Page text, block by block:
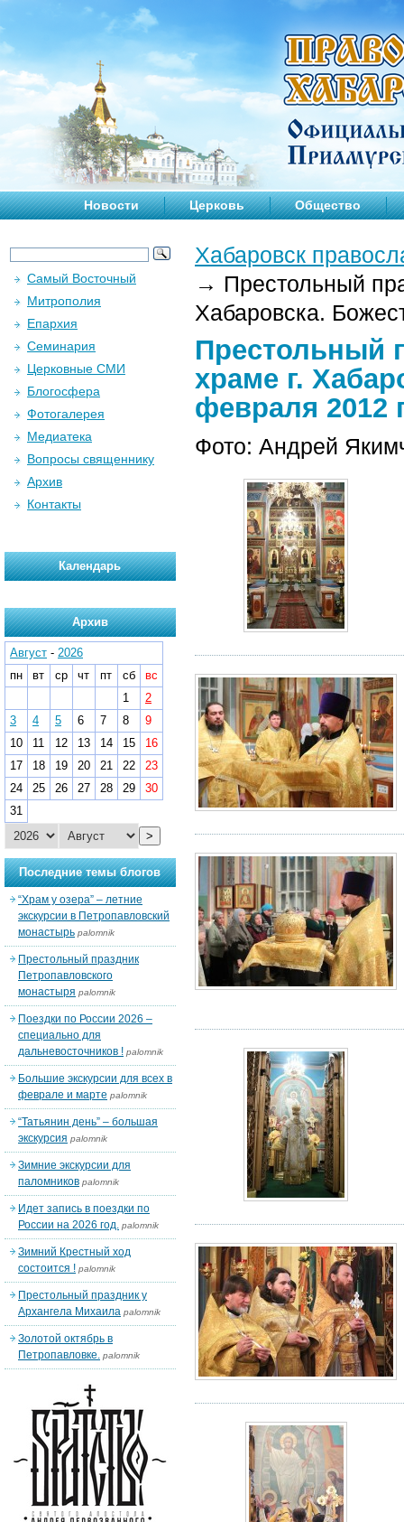
Новости Церковь Общество
Хабаровск
→ Престольный
Хабаровска.
Престольный
храме г.
февраля 2012
Фото: Андрей
Самый Восточный
Митрополия
Епархия
Семинария
Церковные СМИ
Блогосфера
Фотогалерея
Медиатека
Вопросы священнику
Архив
Контакты
Календарь
Архив
Август - 2026
пн
вт ср чт пт сб
вс
1
2
3
4 5 6 7 8
9
10
11 12 13 14 15
16
17
18 19 20 21 22
23
24
25 26 27 28 29
30
31
>
Последние темы блогов
“Храм у озера” – летние
экскурсии в Петропавловский
монастырь palomnik
Престольный праздник
Петропавловского
монастыря palomnik
Поездки по России 2026 –
специально для
дальневосточников ! palomnik
Большие экскурсии для всех в
феврале и марте palomnik
“Татьянин день” – большая
экскурсия palomnik
Зимние экскурсии для
паломников palomnik
Идет запись в поездки по
России на 2026 год. palomnik
Зимний Крестный ход
состоится ! palomnik
Престольный праздник у
Архангела Михаила palomnik
Золотой октябрь в
Петропавловке. palomnik